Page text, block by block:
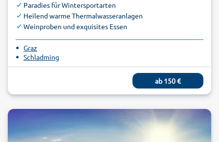
Paradies für Wintersportarten
Heilend warme Thermalwasseranlagen
Weinproben und exquisites Essen
Graz
Schladming
ab 150€